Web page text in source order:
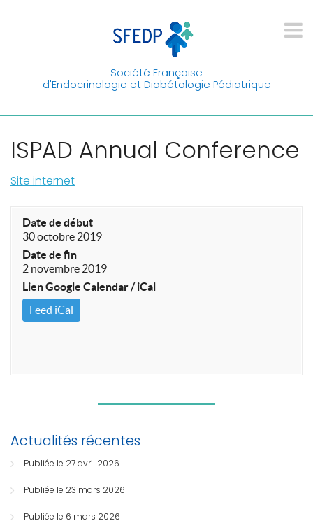
Société Française
d'Endocrinologie et Diabétologie Pédiatrique
ISPAD Annual Conference
Site internet
Date de début
30 octobre 2019
Date de fin
2 novembre 2019
Lien Google Calendar / iCal
Feed iCal
Actualités récentes
Publiée le 27 avril 2026
Publiée le 23 mars 2026
Publiée le 6 mars 2026